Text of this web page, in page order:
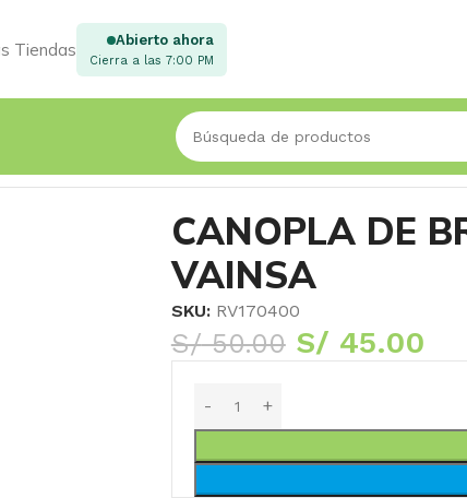
Tiendas Abierto ahora
Cierra a las 7:00 PM
CANOPLA DE
VAINSA
SKU: RV170400
S/50.00 S/ 45.00